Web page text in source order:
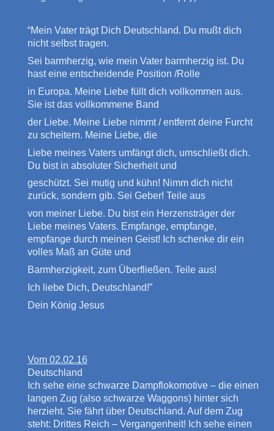
“Mein Vater trägt Dich Deutschland. Du mußt dich
nicht selbst tragen.
Sei barmherzig, wie mein Vater barmherzig ist. Du
hast eine entscheidende Position /Rolle
in Europa. Meine Liebe füllt dich vollkommen aus.
Sie ist das vollkommene Band
der Liebe. Meine Liebe nimmt / entfernt deine Furcht
zu scheitern. Meine Liebe, die
Liebe meines Vaters umfängt dich, umschließt dich.
Du bist in absoluter Sicherheit und
geschützt. Sei mutig und kühn! Nimm dich nicht
zurück, sondern gib. Sei Geber! Teile aus
von meiner Liebe. Du bist ein Herzensträger der
Liebe meines Vaters. Empfange, empfange,
empfange durch meinen Geist! Ich schenke dir ein
volles Maß an Güte und
Barmherzigkeit, zum Überfließen. Teile aus!
Ich liebe Dich, Deutschland!”
Dein König Jesus
Vom 02.02.16
Deutschland
Ich sehe eine schwarze Dampflokomotive – die einen
langen Zug (also schwarze Waggons) hinter sich
herzieht. Sie fährt über Deutschland. Auf dem Zug
steht: Drittes Reich – Vergangenheit! Ich sehe einen